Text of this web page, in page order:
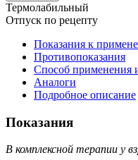
Термолабильный
Отпуск по рецепту
Показания к
Противопоказания
Способ применения
Аналоги
Подробное описание
Показания
В комплексной терапии у